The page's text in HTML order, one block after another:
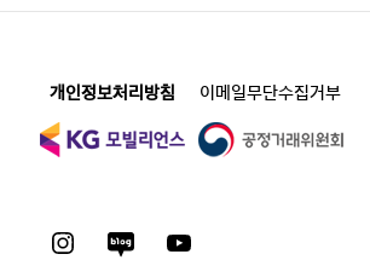
개인정보처리방침 이메일무단수집거부